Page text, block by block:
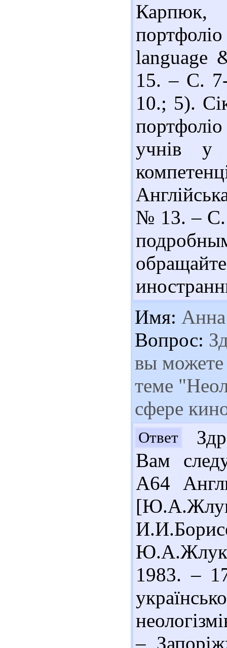
language
15. – С.
10.; 5).
учнів у
№ 13. – С.
Имя: Анна
Вопрос:
вы можете
теме
сфере
Ответ
Вам
А64
1983. –
–